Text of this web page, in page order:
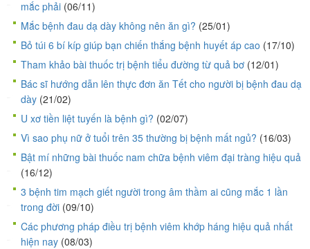
mắc phải (06/11)
Mắc bệnh đau dạ dày không nên ăn gì? (25/01)
Bỏ túi 6 bí kíp giúp bạn chiến thắng bệnh huyết áp cao (17/10)
Tham khảo bài thuốc trị bệnh tiểu đường từ quả bơ (12/01)
Bác sĩ hướng dẫn lên thực đơn ăn Tết cho người bị bệnh đau dạ
dày (21/02)
U xơ tiền liệt tuyến là bệnh gì? (02/07)
Vì sao phụ nữ ở tuổi trên 35 thường bị bệnh mất ngủ? (16/03)
Bật mí những bài thuốc nam chữa bệnh viêm đại tràng hiệu quả
(16/12)
3 bệnh tim mạch giết người trong âm thầm ai cũng mắc 1 lần
trong đời (09/10)
Các phương pháp điều trị bệnh viêm khớp háng hiệu quả nhất
hiện nay (08/03)